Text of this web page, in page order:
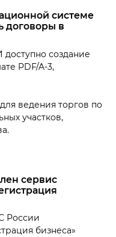
системе
договоры в
создание
PDF/A-3,
ведения торгов по
участков,
сервис
России
бизнеса»